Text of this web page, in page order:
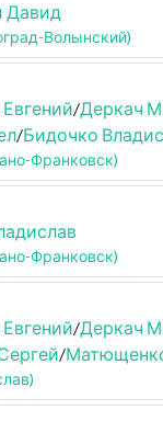
Давид
Волынский)
/Деркач
/Бидочко
Франковск)
Франковск)
/Деркач
/